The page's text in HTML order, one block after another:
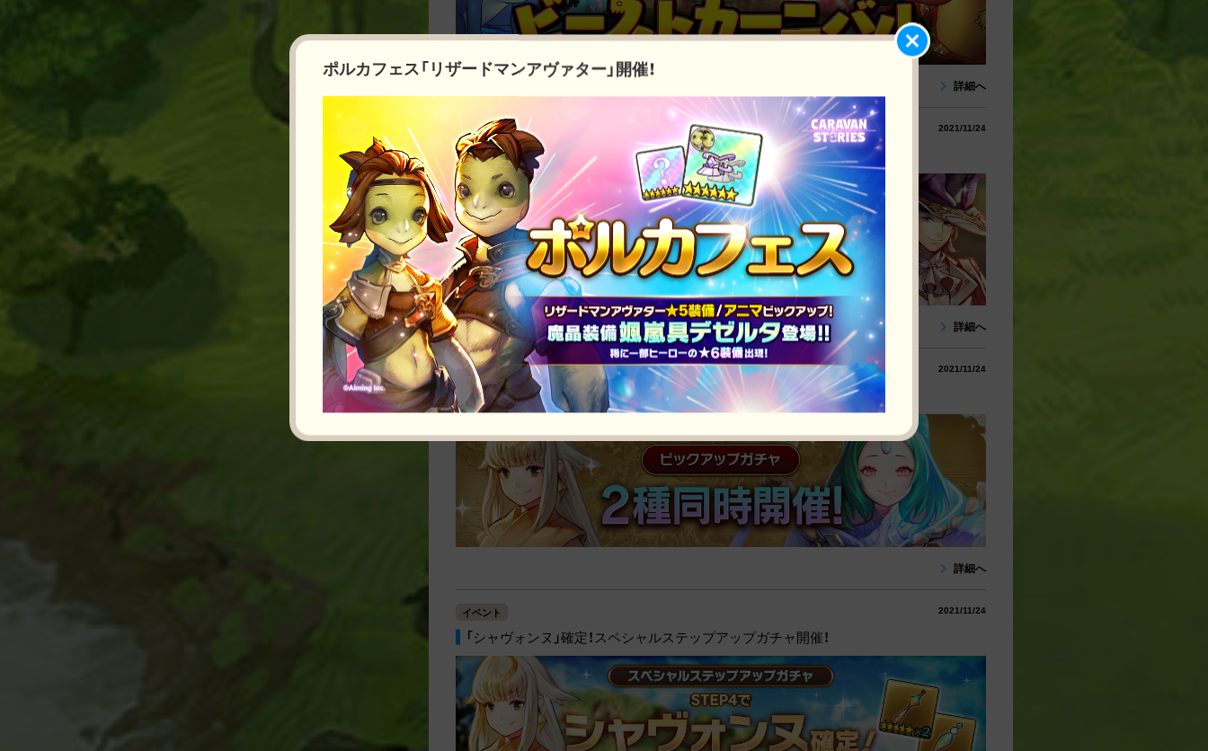
詳細へ
イベント 2021/11/24
★3ヒーロー確定ガチャ「アルメイダル/アドリアス」開催！
詳細へ
イベント 2021/11/24
「シャヴォンヌ」「ピラトゥス・アマビエ」ピックアップガチャ 開催！
詳細へ
イベント 2021/11/24
「シャヴォンヌ」確定！スペシャルステップアップガチャ開催！
ポルカフェス「リザードマンアヴァター」開催！